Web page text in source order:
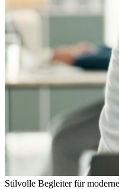
Stilvolle Begleiter für